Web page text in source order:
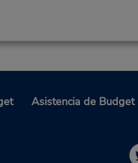
Asistencia de Budget